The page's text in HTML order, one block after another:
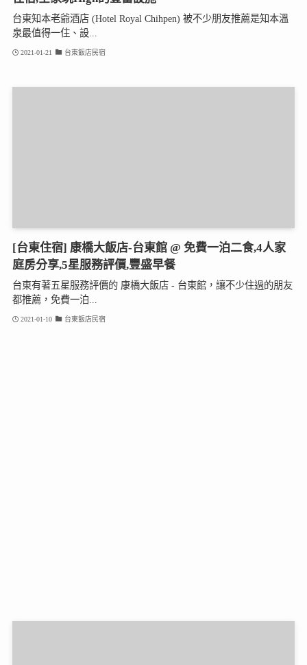
台東知本老爺酒店 (Hotel Royal Chihpen) 被不少朋友推薦是知本溫
泉最值得一住、設...
2021-01-21 台東飯店民宿
[台東住宿] 康橋大飯店-台東館 @ 免費一泊二食,4人家
庭房分享,5星服務評價,豐盛早餐
台東有著五星服務評價的 康橋大飯店 - 台東館，讓不少住過的朋友
都推薦，免費一泊...
2021-01-10 台東飯店民宿